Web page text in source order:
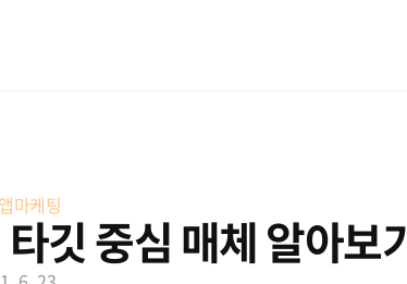
앱마케팅
깃 중심 매체 알아보기